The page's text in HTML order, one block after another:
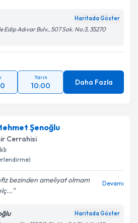
Haritada Göster
Edip Adıvar Bulv., 507 Sok. No:3, 35270
Yarın
10:00 Daha Fazla
Şenoğlu
Cerrahisi
bezinden ameliyat olmam
Devamı
Haritada Göster